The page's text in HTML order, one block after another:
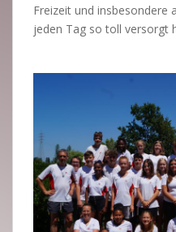
Freizeit und insbesondere
jeden Tag so toll versorgt